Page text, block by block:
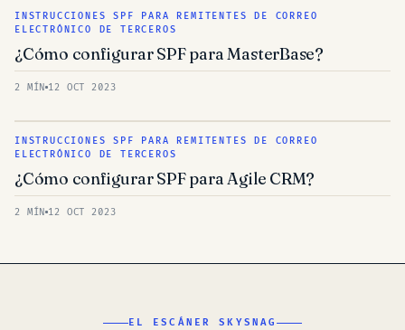
INSTRUCCIONES SPF PARA REMITENTES DE CORREO
ELECTRÓNICO DE TERCEROS
¿Cómo configurar SPF para MasterBase?
2 MÍN 12 OCT 2023
INSTRUCCIONES SPF PARA REMITENTES DE CORREO
ELECTRÓNICO DE TERCEROS
¿Cómo configurar SPF para Agile CRM?
2 MÍN 12 OCT 2023
EL ESCÁNER SKYSNAG